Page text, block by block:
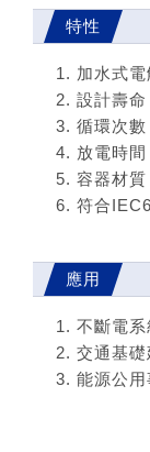
特性
加水式電
設計壽
循環次
放電時
容器材
符合
應用
不斷電
交通基礎
能源公用